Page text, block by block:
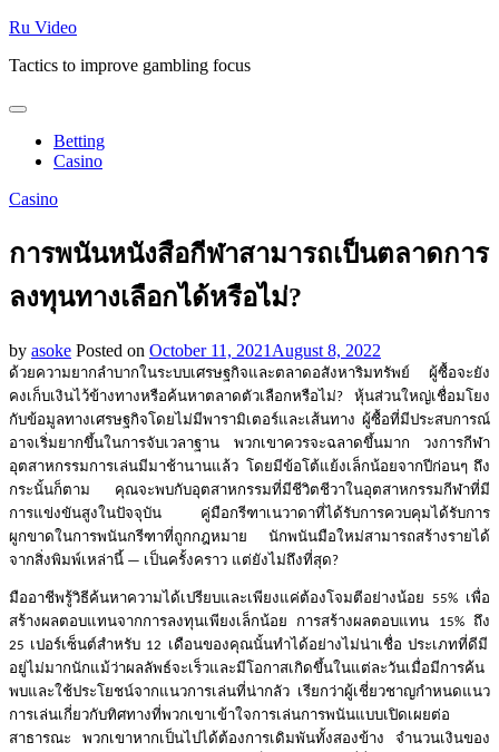
Skip
content
Ru Video
Tactics to improve gambling focus
Betting
Casino
Casino
การพนันหนังสือกีฬาสามารถเป็นตลาดการ
ลงทุนทางเลือกได้หรือไม่?
by asoke Posted on October 11, 2021 August 8, 2022
ด้วยความยากลำบากในระบบเศรษฐกิจและตลาดอสังหาริมทรัพย์
ผู้ซื้อจะยัง
คงเก็บเงินไว้ข้างทางหรือค้นหาตลาดตัวเลือกหรือไม่? หุ้นส่วนใหญ่เชื่อมโยง
กับข้อมูลทางเศรษฐกิจโดยไม่มีพารามิเตอร์และเส้นทาง ผู้ซื้อที่มีประสบการณ์
อาจเริ่มยากขึ้นในการจับเวลาฐาน
พวกเขาควรจะฉลาดขึ้นมาก
วงการกีฬา
อุตสาหกรรมการเล่นมีมาช้านานแล้ว โดยมีข้อโต้แย้งเล็กน้อยจากปีก่อนๆ ถึง
กระนั้นก็ตาม
คุณจะพบกับอุตสาหกรรมที่มีชีวิตชีวาในอุตสาหกรรมกีฬาที่มี
การแข่งขันสูงในปัจจุบัน
คู่มือกรีฑาเนวาดาที่ได้รับการควบคุมได้รับการ
ผูกขาดในการพนันกรีฑาที่ถูกกฎหมาย
นักพนันมือใหม่สามารถสร้างรายได้
จากสิ่งพิมพ์เหล่านี้ — เป็นครั้งคราว แต่ยังไม่ถึงที่สุด?
มืออาชีพรู้วิธีค้นหาความได้เปรียบและเพียงแค่ต้องโจมตีอย่างน้อย 55% เพื่อ
สร้างผลตอบแทนจากการลงทุนเพียงเล็กน้อย
การสร้างผลตอบแทน 15% ถึง
25 เปอร์เซ็นต์สำหรับ 12 เดือนของคุณนั้นทำได้อย่างไม่น่าเชื่อ ประเภทที่ดีมี
อยู่ไม่มากนักแม้ว่าผลลัพธ์จะเร็วและมีโอกาสเกิดขึ้นในแต่ละวันเมื่อมีการค้น
พบและใช้ประโยชน์จากแนวการเล่นที่น่ากลัว เรียกว่าผู้เชี่ยวชาญกำหนดแนว
การเล่นเกี่ยวกับทิศทางที่พวกเขาเข้าใจการเล่นการพนันแบบเปิดเผยต่อ
สาธารณะ
พวกเขาหากเป็นไปได้ต้องการเดิมพันทั้งสองข้าง
จำนวนเงินของ